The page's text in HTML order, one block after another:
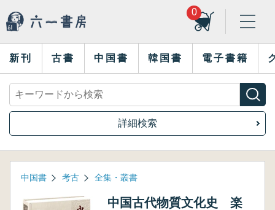
0
新刊 古書 中国書 韓国書 電子書籍
詳細検索
中国書 考古 全集・叢書
中国古代物質文化史 楽